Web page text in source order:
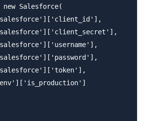
new Salesforce(